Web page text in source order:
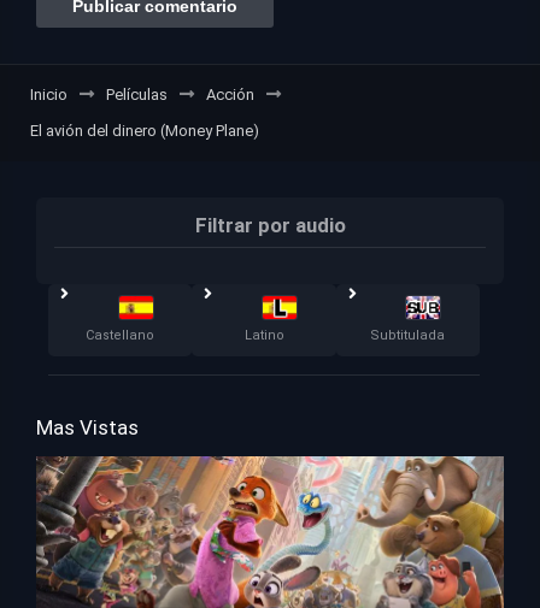
Inicio Películas
Acción
El avión del dinero (Money Plane)
Filtrar por audio
Castellano Latino Subtitulada
Mas Vistas